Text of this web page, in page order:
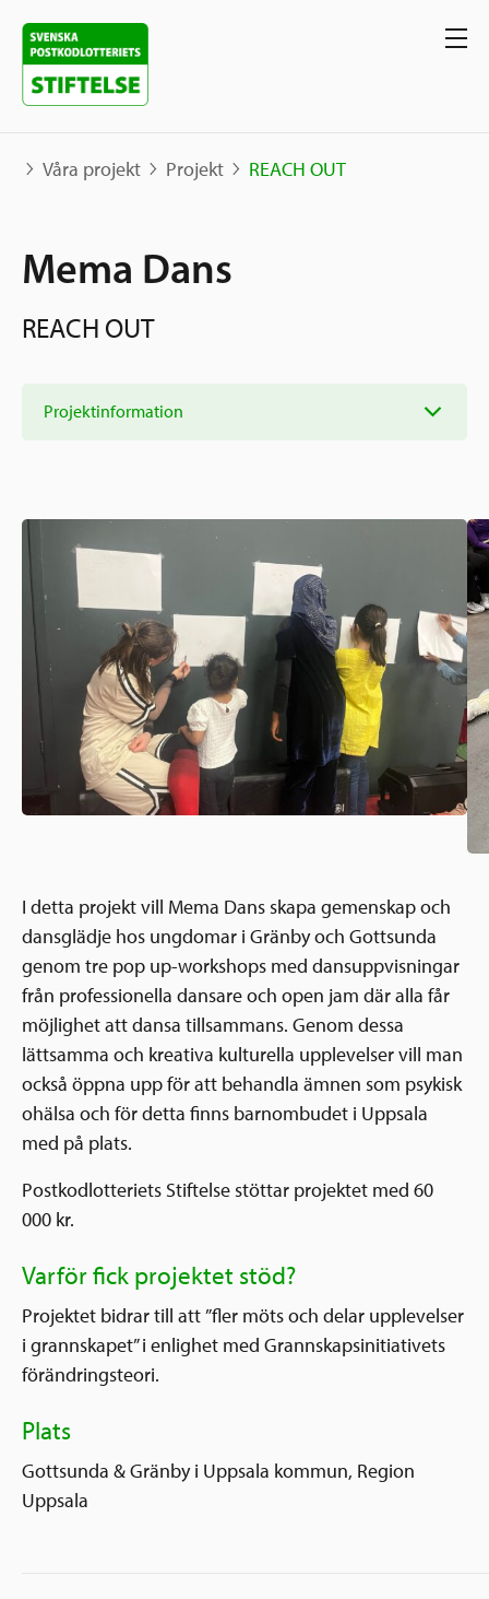
Karta
Våra stöd
Grannskapsinitiativet
Sök stöd
Rekommendationer
Frågor och svar
Sverige och övriga världen
Grannskapsinitiativet
Uppdrag
Hur vi arbetar
Verksamhetsberättelser & årsredovisningar
Medarbetare & styrelse
Kontakt
Pressrum
Nyheter & kalenderhändelser
Postkodlotteriet
SV
Våra projekt Projekt REACH OUT
Mema Dans
REACH OUT
Projektinformation
I detta projekt vill Mema Dans skapa gemenskap och
dansglädje hos ungdomar i Gränby och Gottsunda
genom tre pop up-workshops med dansuppvisningar
från professionella dansare och open jam där alla får
möjlighet att dansa tillsammans. Genom dessa
lättsamma och kreativa kulturella upplevelser vill man
också öppna upp för att behandla ämnen som psykisk
ohälsa och för detta finns barnombudet i Uppsala
med på plats.
Postkodlotteriets Stiftelse stöttar projektet med 60
000 kr.
Varför fick projektet stöd?
Projektet bidrar till att ”fler möts och delar upplevelser
i grannskapet” i enlighet med Grannskapsinitiativets
förändringsteori.
Plats
Gottsunda & Gränby i Uppsala kommun, Region
Uppsala